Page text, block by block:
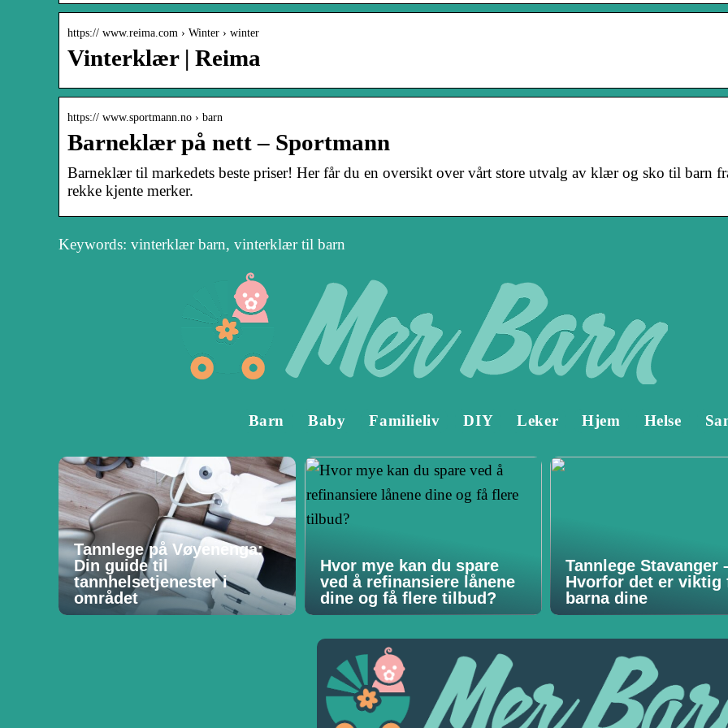
https:// www.reima.com › Winter › winter
Vinterklær | Reima
https:// www.sportmann.no › barn
Barneklær på nett – Sportmann
Barneklær til markedets beste priser! Her får du en oversikt over vårt store utvalg av klær og sko til barn
rekke kjente merker.
Keywords: vinterklær barn, vinterklær til barn
Barn Baby Familieliv DIY Leker Hjem Helse
Tannlege på Vøyenenga:
Din guide til
tannhelsetjenester i
området
Hvor mye kan du spare
ved å refinansiere lånene
dine og få flere tilbud?
Tannlege Stavanger
Hvorfor det er viktig
barna dine